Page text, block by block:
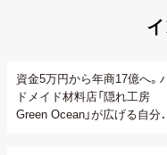
資金5万円から年商17億へ。
ドメイド材料店「隠れ工房
Green Ocean」が広げる自分